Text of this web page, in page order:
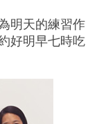
明天的練習作
好明早七時吃